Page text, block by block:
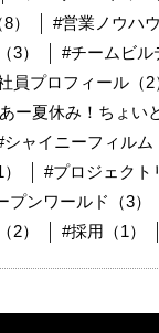
） #営業ノウハウ
3） #チームビル
員プロフィール（2
ー夏休み！ちょい
シャイニーフィルム
#プロジェクト
プンワールド（3）
2） #採用（1）